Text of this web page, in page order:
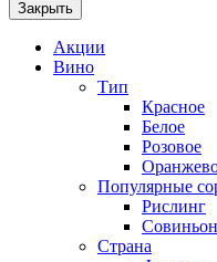
Закрыть
Акции
Вино
Тип
Красное
Белое
Розовое
Популярные
Рислинг
Страна